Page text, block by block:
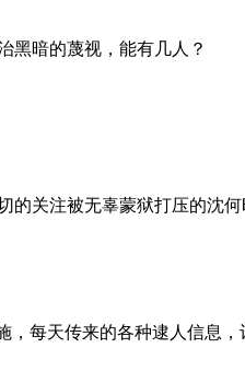
黑暗的蔑视，能有几人？
的关注被无辜蒙狱打压的沈何
，每天传来的各种逮人信息